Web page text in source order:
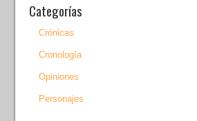
Categorías
Crónicas
Cronología
Opiniones
Personajes